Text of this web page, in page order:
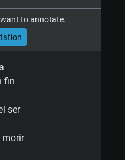
to annotate.
fin
ser
morir